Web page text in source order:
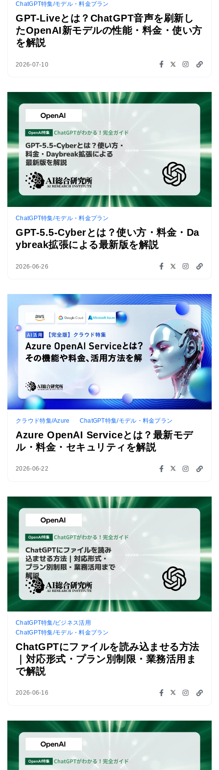
ChatGPT特集/モデル・料金プラン
GPT-Liveとは？ChatGPT音声を刷新し
たOpenAI新モデルの性能・料金・使い方
を解説
2026-07-10
ChatGPT特集/モデル・料金プラン
GPT-5.5-Cyberとは？使い方・料金・Da
ybreak拡張による最新版を解説
2026-06-26
クラウド特集/Azure ChatGPT特集/モデル・料金プラン
Azure OpenAI Serviceとは？最新モデ
ル・料金・セキュリティを解説
2026-06-22
ChatGPT特集/ビジネス活用
ChatGPT特集/モデル・料金プラン
ChatGPTにファイルを読み込ませる方法
｜対応形式・プラン別制限・業務活用ま
で解説
2026-06-16